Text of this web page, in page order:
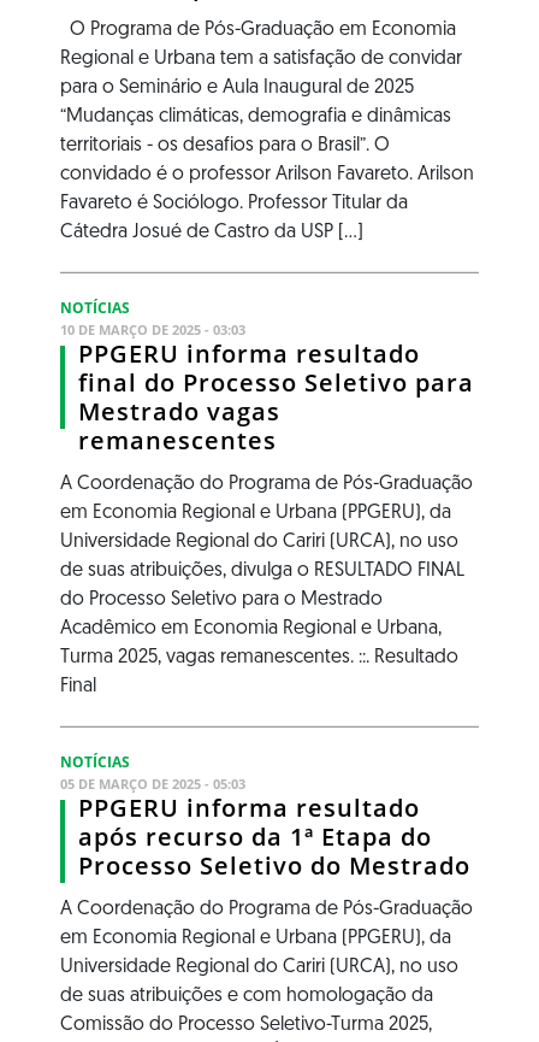
O Programa de Pós-Graduação em Economia
Regional e Urbana tem a satisfação de convidar
para o Seminário e Aula Inaugural de 2025
“Mudanças climáticas, demografia e dinâmicas
territoriais - os desafios para o Brasil”. O
convidado é o professor Arilson Favareto. Arilson
Favareto é Sociólogo. Professor Titular da
Cátedra Josué de Castro da USP [...]
NOTÍCIAS
10 DE MARÇO DE 2025 - 03:03
PPGERU informa resultado
final do Processo Seletivo para
Mestrado vagas
remanescentes
A Coordenação do Programa de Pós-Graduação
em Economia Regional e Urbana (PPGERU), da
Universidade Regional do Cariri (URCA), no uso
de suas atribuições, divulga o RESULTADO FINAL
do Processo Seletivo para o Mestrado
Acadêmico em Economia Regional e Urbana,
Turma 2025, vagas remanescentes. ::. Resultado
Final
NOTÍCIAS
05 DE MARÇO DE 2025 - 05:03
PPGERU informa resultado
após recurso da 1ª Etapa do
Processo Seletivo do Mestrado
A Coordenação do Programa de Pós-Graduação
em Economia Regional e Urbana (PPGERU), da
Universidade Regional do Cariri (URCA), no uso
de suas atribuições e com homologação da
Comissão do Processo Seletivo-Turma 2025,